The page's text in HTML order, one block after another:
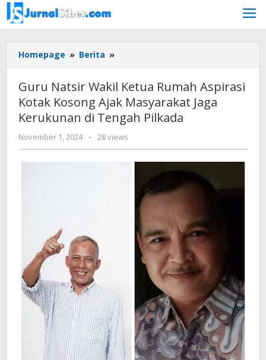
Skip
to
content
Homepage » Berita »
Natsir
Ketua
Rumah
Aspirasi
Kotak
Kosong
Ajak
Kerukunan
Pilkada
Guru Natsir Wakil Ketua Rumah Aspirasi
Kotak Kosong Ajak Masyarakat Jaga
Kerukunan di Tengah Pilkada
November 1, 2024
by
Jurnalsiber
- 28 views